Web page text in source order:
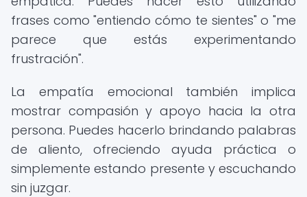
frases como "entiendo cómo te sientes" o "me
parece que estás experimentando
frustración".
La empatía emocional también implica
mostrar compasión y apoyo hacia la otra
persona. Puedes hacerlo brindando palabras
de aliento, ofreciendo ayuda práctica o
simplemente estando presente y escuchando
sin juzgar.